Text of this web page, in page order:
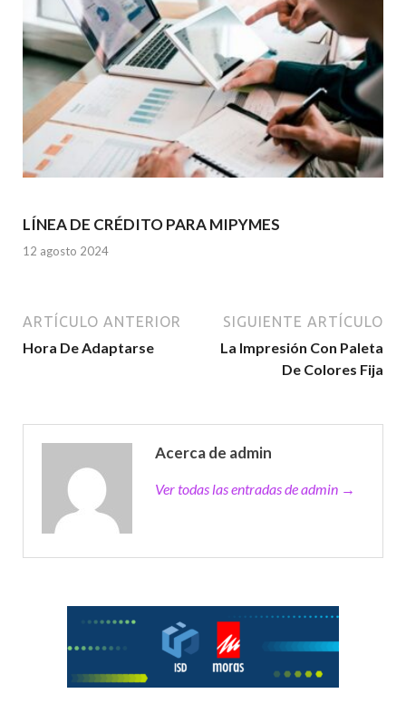
LÍNEA DE CRÉDITO PARA MIPYMES
12 agosto 2024
ARTÍCULO ANTERIOR
Hora De Adaptarse
SIGUIENTE ARTÍCULO
La Impresión Con Paleta
De Colores Fija
Acerca de admin
Ver todas las entradas de admin →